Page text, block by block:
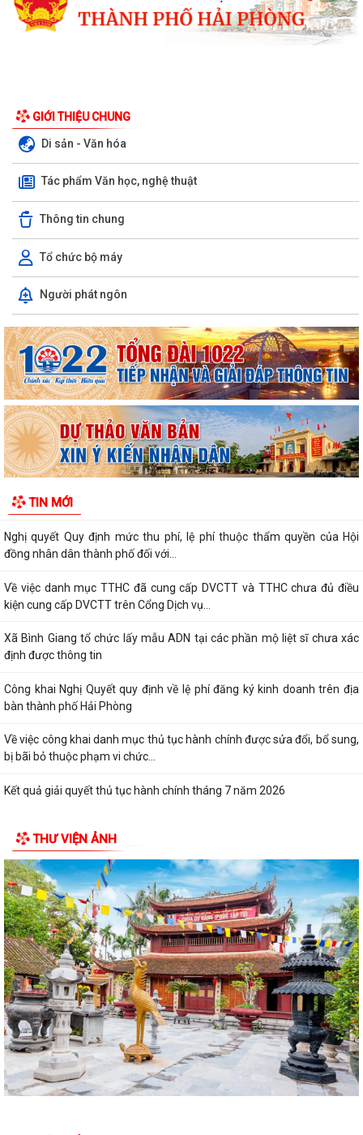
GIỚI THIỆU CHUNG
Di sản - Văn hóa
Tác phẩm Văn học, nghệ thuật
Thông tin chung
Tổ chức bộ máy
Người phát ngôn
TIN MỚI
bàn xã
Lãnh đạo xã Bình Giang kiểm tra tiến độ thi công các công trình trên
địa bàn
Về việc công khai danh mục thủ tục hành chính được sửa đổi, bổ sung,
thay thế, bị bãi bỏ thuộc...
Về việc công khai thủ tục hành chính ban hành mới, được sửa đổi, bổ
sung thuộc phạm vi chức năng...
chương Thanh niên xung phong vẻ...
Nghị quyết Quy định mức thu phí, lệ phí thuộc thẩm quyền của Hội
đồng nhân dân thành phố đối với...
Về việc danh mục TTHC đã cung cấp DVCTT và TTHC chưa đủ điều
kiện cung cấp DVCTT trên Cổng Dịch vụ...
Xã Bình Giang tổ chức lấy mẫu ADN tại các phần mộ liệt sĩ chưa xác
định được thông tin
Công khai Nghị Quyết quy định về lệ phí đăng ký kinh doanh trên địa
bàn thành phố Hải Phòng
Về việc công khai danh mục thủ tục hành chính được sửa đổi, bổ sung,
bị bãi bỏ thuộc phạm vi chức...
Kết quả giải quyết thủ tục hành chính tháng 7 năm 2026
LƯỢNG THEO TIÊU CHUẨN QUỐC GIA TCVN...
UBND xã triển khai giải quyết chế độ chính sách đối với người hoạt
động không chuyên trách ở thôn
Nghị quyết Về việc quy định mức chi thăm chúc tết Nguyên đán, thăm
hỏi ốm đau, trợ cấp đối với một...
Bình Giang triển khai Kế hoạch lấy mẫu hài cốt liệt sĩ
Xã Bình Giang học tập nghị quyết Hôi nghị lần thứ ba Ban Chấp hành
Trung ương Đảng khóa XIV
Về việc phê duyệt quy trình nội bộ giải quyết thủ tục hành chính thuộc
phạm vi chức năng của Sở...
THƯ VIỆN ẢNH